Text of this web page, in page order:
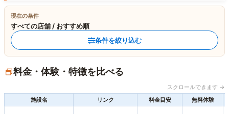
現在の条件
すべての店舗 / おすすめ順
条件を絞り込む
料金・体験・特徴を比べる
スクロールできます →
施設名
リンク 料金目安 無料体験